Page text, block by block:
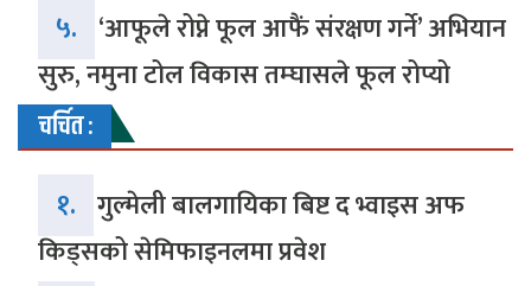
५. ‘आफूले रोप्ने फूल आफैं संरक्षण गर्ने’ अभियान
सुरु, नमुना टोल विकास तम्घासले फूल रोप्यो
चर्चित :
१. गुल्मेली बालगायिका बिष्ट द भ्वाइस अफ
किड्सको सेमिफाइनलमा प्रवेश